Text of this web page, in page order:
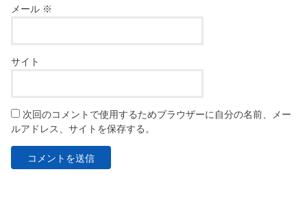
メール ※
サイト
次回のコメントで使用するためブラウザーに自分の名前、メー
ルアドレス、サイトを保存する。